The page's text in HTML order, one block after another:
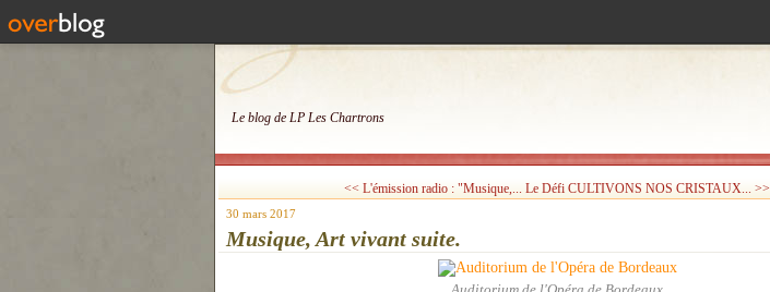
Le blog de LP Les Chartrons
<< L'émission radio : "Musique,... Le Défi CULTIVONS NOS CRISTAUX... >>
30 mars 2017
Musique, Art vivant suite.